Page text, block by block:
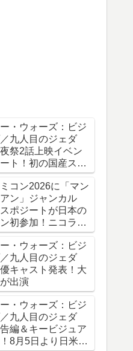
ー・ウォーズ：ビジ
九人目のジェダ
祭2話上映イベン
ート！初の国産スタ
ーズアニメシリー
コン2026に「マン
ン」ジャンカル
ポジートが日本の
初参加！ニコラ
ジと共に来日
ー・ウォーズ：ビジ
九人目のジェダ
キャスト発表！大
出演
ー・ウォーズ：ビジ
九人目のジェダ
編＆キービジュア
8月5日より日米同